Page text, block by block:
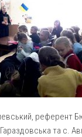
Михаїла (м.
Богородиці
парафія (м.
Пресвятої
області
голос
референт
та с.